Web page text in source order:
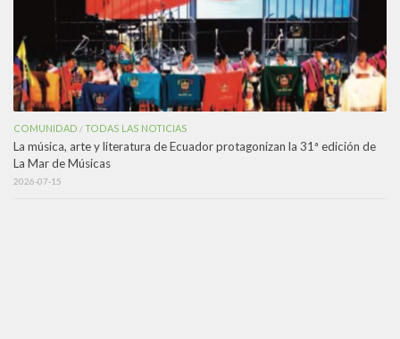
COMUNIDAD /TODAS LAS NOTICIAS
La música, arte y literatura de Ecuador protagonizan la 31ª edición de
La Mar de Músicas
2026-07-15